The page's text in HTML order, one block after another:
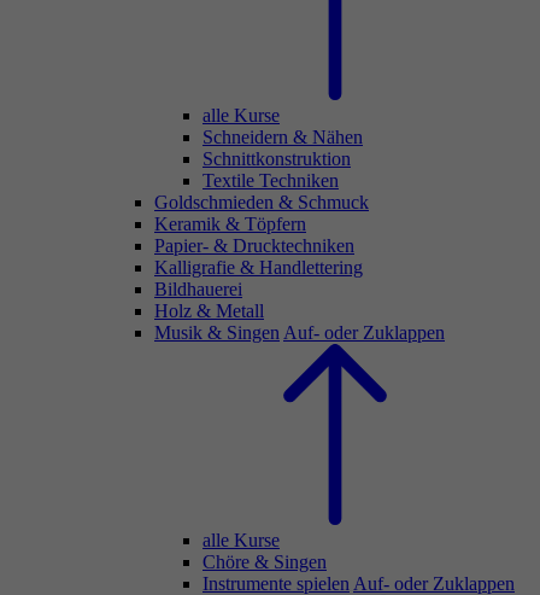
alle Kurse
Schneidern & Nähen
Schnittkonstruktion
Textile Techniken
Goldschmieden & Schmuck
Keramik & Töpfern
Papier- & Drucktechniken
Kalligrafie & Handlettering
Bildhauerei
Holz & Metall
Musik & Singen Auf- oder Zuklappen
alle Kurse
Chöre & Singen
Instrumente spielen Auf- oder Zuklappen